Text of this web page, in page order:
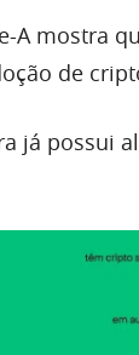
A mostra
de
já possui